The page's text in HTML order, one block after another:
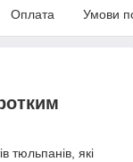
Оплата Умови
тюльпанів, які